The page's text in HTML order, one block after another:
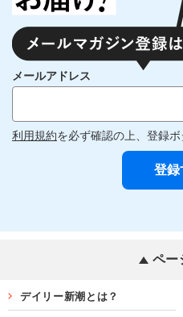
メールアドレス
利用規約を必ず確認の上、登録ボ
ペー
デイリー新潮とは？